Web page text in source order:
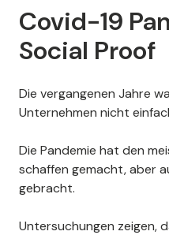
Covid-19
Social Proof
Die vergangenen Jahre
Unternehmen nicht
Die Pandemie hat den
schaffen gemacht, aber
gebracht.
Untersuchungen zeigen,